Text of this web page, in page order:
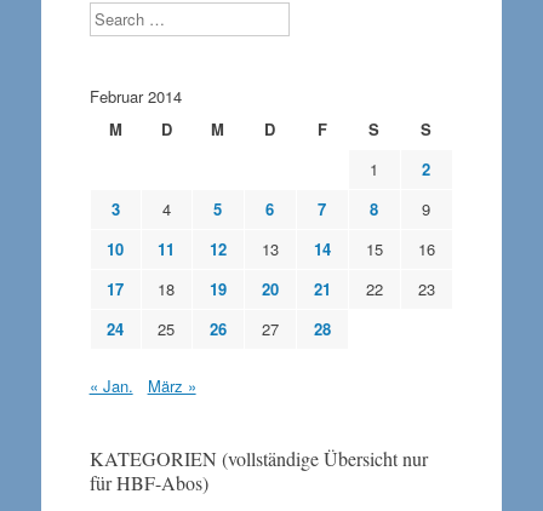
Search
Februar 2014
M
D M D F S
S
1
2
3
4 5 6 7 8
9
10
11 12 13 14 15
16
17
18 19 20 21 22
23
24
25 26 27 28
« Jan. März »
KATEGORIEN (vollständige Übersicht nur
für HBF-Abos)